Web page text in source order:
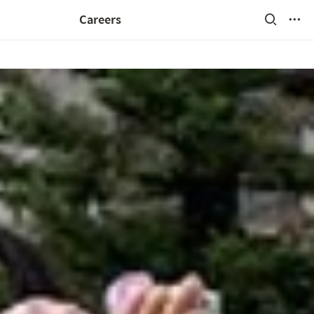
Careers